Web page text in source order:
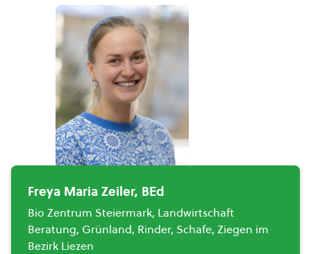
Freya Maria Zeiler, BEd
Bio Zentrum Steiermark, Landwirtschaft
Beratung, Grünland, Rinder, Schafe, Ziegen im
Bezirk Liezen